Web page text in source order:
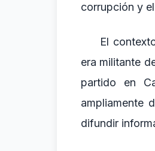
corrupción y
El
era militante
partido en
ampliamente
difundir